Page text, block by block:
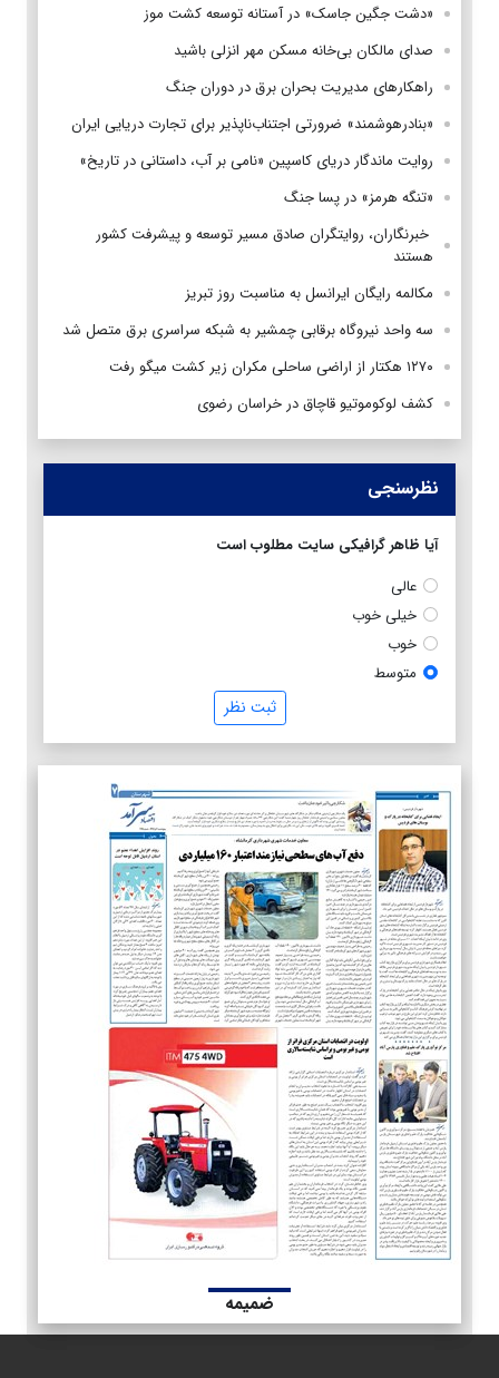
«دشت جگین جاسک» در آستانه توسعه کشت موز
صدای مالکان بی‌خانه مسکن مهر انزلی باشید
راهکارهای مدیریت بحران برق در دوران جنگ
«بنادرهوشمند» ضرورتی اجتناب‌ناپذیر برای تجارت دریایی ایران
روایت ماندگار دریای کاسپین «نامی بر آب، داستانی در تاریخ»
«تنگه هرمز» در پسا جنگ
‌ خبرنگاران، روایتگران صادق مسیر توسعه و پیشرفت کشور
هستند
مکالمه رایگان ایرانسل به مناسبت روز تبریز
سه واحد نیروگاه برقابی چمشیر به شبکه سراسری برق متصل شد
۱۲۷۰ هکتار از اراضی ساحلی مکران زیر کشت میگو رفت
کشف لوکوموتیو قاچاق در خراسان رضوی
نظرسنجی
آیا ظاهر گرافیکی سایت مطلوب است
عالی
خیلی خوب
خوب
متوسط
ثبت نظر
ضمیمه